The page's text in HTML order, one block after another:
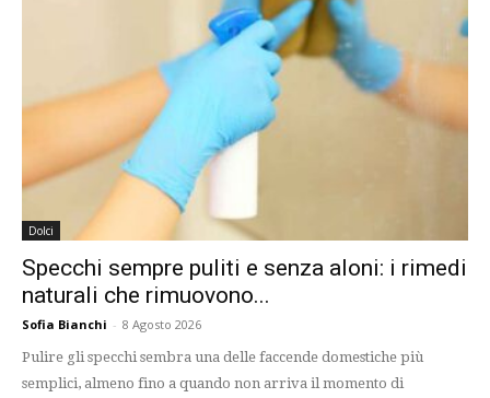
Dolci
Specchi sempre puliti e senza aloni: i rimedi
naturali che rimuovono...
Sofia Bianchi - 8 Agosto 2026
Pulire gli specchi sembra una delle faccende domestiche più
semplici, almeno fino a quando non arriva il momento di